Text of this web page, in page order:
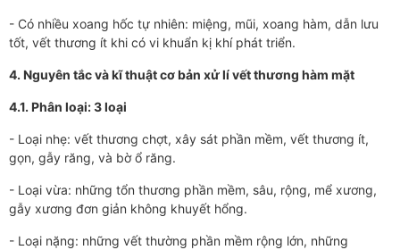
- Có nhiều xoang hốc tự nhiên: miệng, mũi, xoang hàm, dẫn lưu
tốt, vết thương ít khi có vi khuẩn kị khí phát triển.
4. Nguyên tắc và kĩ thuật cơ bản xử lí vết thương hàm mặt
4.1. Phân loại: 3 loại
- Loại nhẹ: vết thương chợt, xây sát phần mềm, vết thương ít,
gọn, gẫy răng, và bờ ổ răng.
- Loại vừa: những tổn thương phần mềm, sâu, rộng, mể xương,
gẫy xương đơn giản không khuyết hổng.
- Loại nặng: những vết thường phần mềm rộng lớn, những